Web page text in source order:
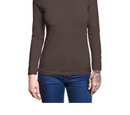
Gestalte jetzt dein Longsleeve mit
individuellen Logos und Motiven